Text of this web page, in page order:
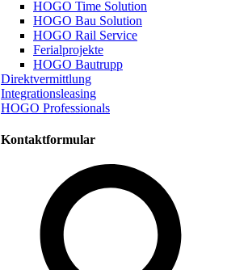
HOGO Time Solution
HOGO Bau Solution
HOGO Rail Service
Ferialprojekte
HOGO Bautrupp
Direktvermittlung
Integrationsleasing
HOGO Professionals
Kontaktformular